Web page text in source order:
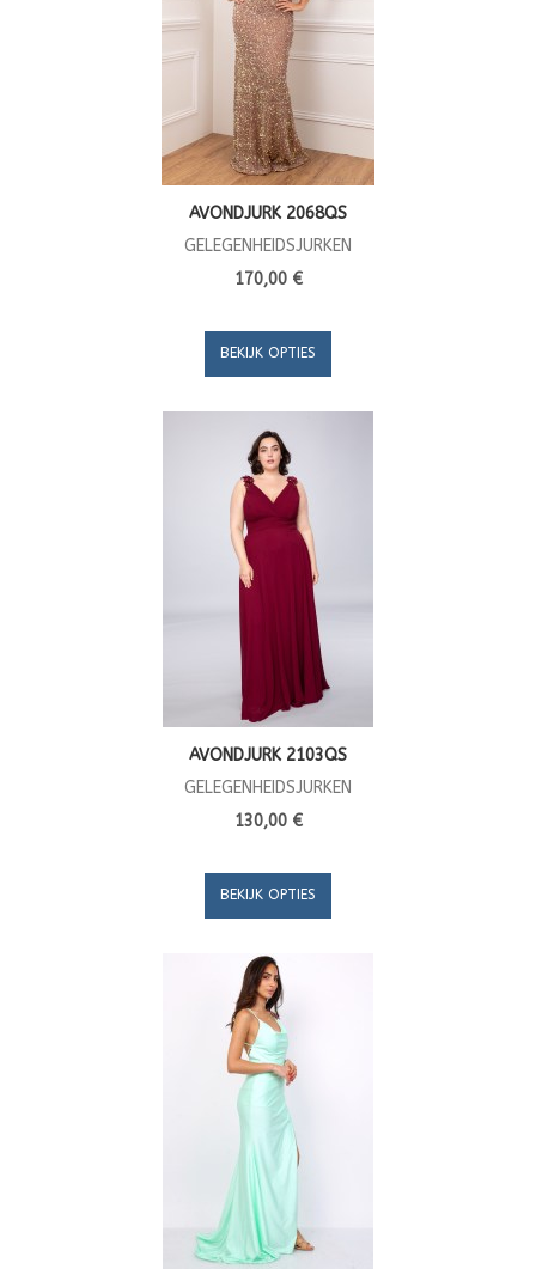
AVONDJURK 2068QS
GELEGENHEIDSJURKEN
170,00 €
BEKIJK OPTIES
AVONDJURK 2103QS
GELEGENHEIDSJURKEN
130,00 €
BEKIJK OPTIES